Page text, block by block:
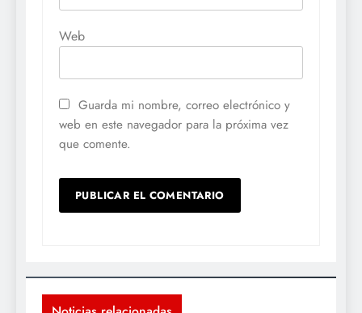
Web
Guarda mi nombre, correo electrónico y
web en este navegador para la próxima vez
que comente.